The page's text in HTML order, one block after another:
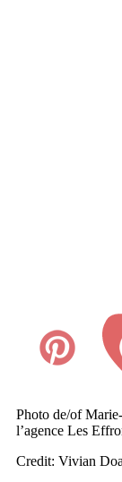
Photo de/of
l’agence Les
Credit: Vivian